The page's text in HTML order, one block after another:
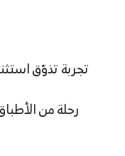
تجربة تذوّق
رحلة من